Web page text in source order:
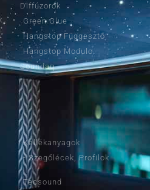
Diffúzorok
Green Glue
Hangstop Függesztő
Hangstop Modulo
Soundaq
TERMÉKEINK
Kellékanyagok
- Szegőlécek, Profilok
Tecsound